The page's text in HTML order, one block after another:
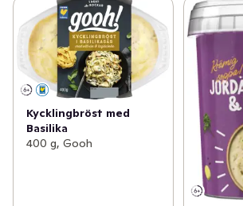
Kycklingbröst med
Basilika
400 g, Gooh